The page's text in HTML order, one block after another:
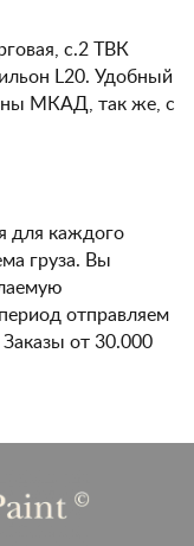
с.2 ТВК
L20. Удобный
МКАД, так же, с
для каждого
груза. Вы
отправляем
от 30.000